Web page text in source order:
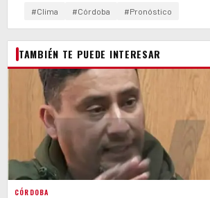
#Clima #Córdoba #Pronóstico
TAMBIÉN TE PUEDE INTERESAR
CÓRDOBA